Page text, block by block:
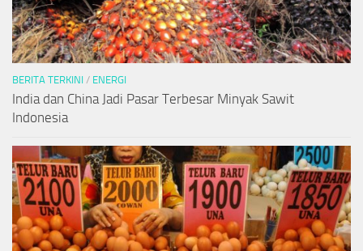
BERITA TERKINI / ENERGI
India dan China Jadi Pasar Terbesar Minyak Sawit
Indonesia